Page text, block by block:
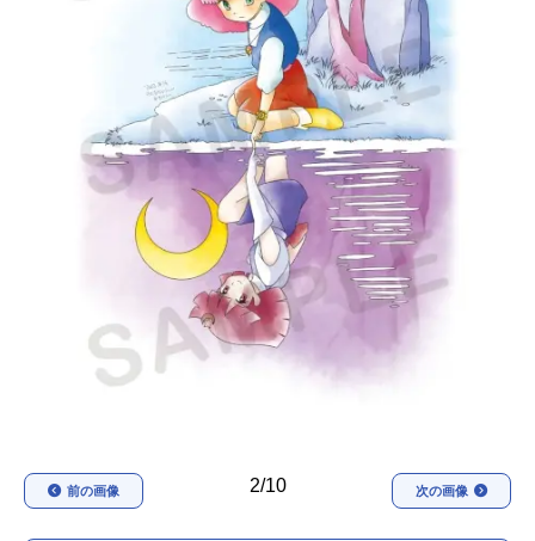
冬アニメ
男性声優/女性声優一覧
FOLLOW US
2/10
前の画像 次の画像